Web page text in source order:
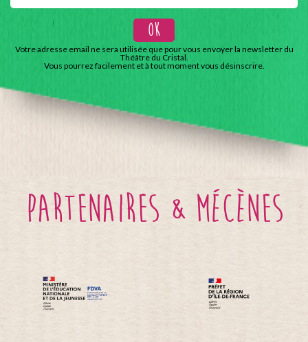
Votre adresse email ne sera utilisée que pour vous envoyer la newsletter du
Théâtre du Cristal.
Vous pourrez facilement et à tout moment vous désinscrire.
partenaires & mécènes